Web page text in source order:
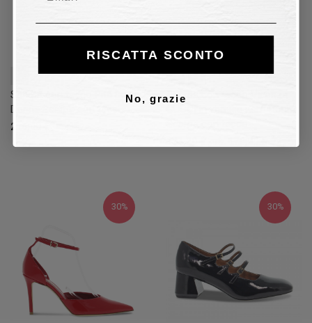
Scarpa con tacco Pitti Linea
Donna Scarpa con tacco
216,00 €
37 40
Scarpa con tacco Vicenza
30% 30%
RISCATTA SCONTO
No, grazie